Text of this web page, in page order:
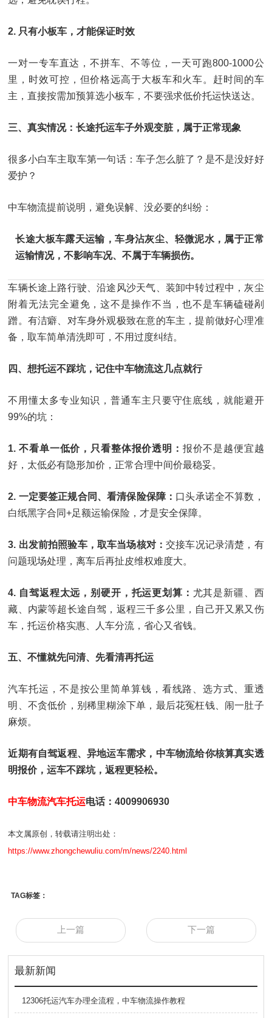
2. 只有小板车，才能保证时效
一对一专车直达，不拼车、不等位，一天可跑800-1000公
里，时效可控，但价格远高于大板车和火车。赶时间的车
主，直接按需加预算选小板车，不要强求低价托运快送达。
三、真实情况：长途托运车子外观变脏，属于正常现象
很多小白车主取车第一句话：车子怎么脏了？是不是没好好
爱护？
中车物流提前说明，避免误解、没必要的纠纷：
长途大板车露天运输，车身沾灰尘、轻微泥水，属于正常
运输情况，不影响车况、不属于车辆损伤。
车辆长途上路行驶、沿途风沙天气、装卸中转过程中，灰尘
附着无法完全避免，这不是操作不当，也不是车辆磕碰剐
蹭。有洁癖、对车身外观极致在意的车主，提前做好心理准
备，取车简单清洗即可，不用过度纠结。
四、想托运不踩坑，记住中车物流这几点就行
不用懂太多专业知识，普通车主只要守住底线，就能避开
99%的坑：
1. 不看单一低价，只看整体报价透明： 报价不是越便宜越
好，太低必有隐形加价，正常合理中间价最稳妥。
2. 一定要签正规合同、看清保险保障： 口头承诺全不算数，
白纸黑字合同+足额运输保险，才是安全保障。
3. 出发前拍照验车，取车当场核对：交接车况记录清楚，有
问题现场处理，离车后再扯皮维权难度大。
4. 自驾返程太远，别硬开，托运更划算： 尤其是新疆、西
藏、内蒙等超长途自驾，返程三千多公里，自己开又累又伤
车，托运价格实惠、人车分流，省心又省钱。
五、不懂就先问清、先看清再托运
汽车托运，不是按公里简单算钱，看线路、选方式、重透
明、不贪低价，别稀里糊涂下单，最后花冤枉钱、闹一肚子
麻烦。
近期有自驾返程、异地运车需求，中车物流给你核算真实透
明报价，运车不踩坑，返程更轻松。
中车物流汽车托运电话：4009906930
本文属原创，转载请注明出处：
https://www.zhongchewuliu.com/m/news/2240.html
TAG标签：
上一篇 下一篇
最新新闻
12306托运汽车办理全流程，中车物流操作教程